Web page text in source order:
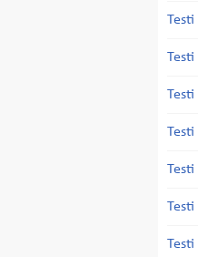
Testi
Testi
Testi
Testi
Testi